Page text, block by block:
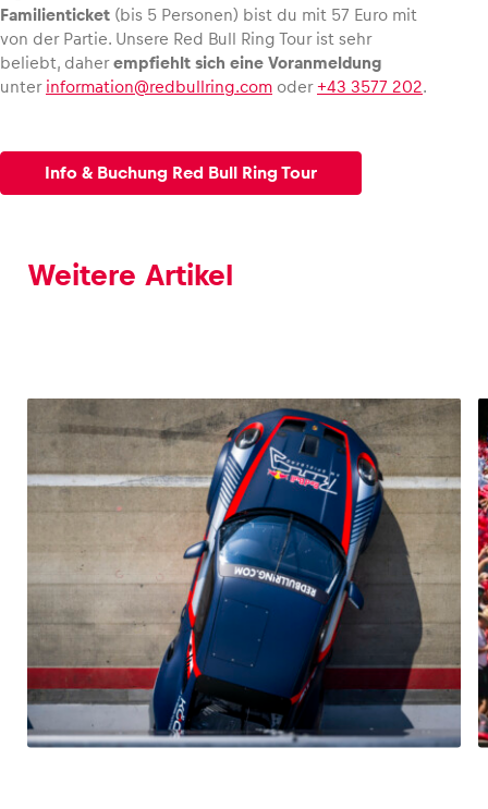
Familienticket (bis 5 Personen) bist du mit 57 Euro mit
von der Partie. Unsere Red Bull Ring Tour ist sehr
beliebt, daherempfiehlt sich eine Voranmeldung
unter information@redbullring.com oder+43 3577 202.
Info & Buchung Red Bull Ring Tour
Weitere Artikel